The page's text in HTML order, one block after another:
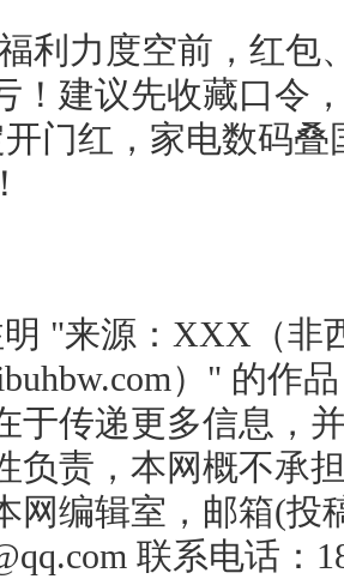
利力度空前，红
！建议先收藏口令
开门红，家电数码
"来源：XXX（非
）" 的作
于传递更多信息，
负责，本网概不承
网编辑室，邮箱(投
联系电话：